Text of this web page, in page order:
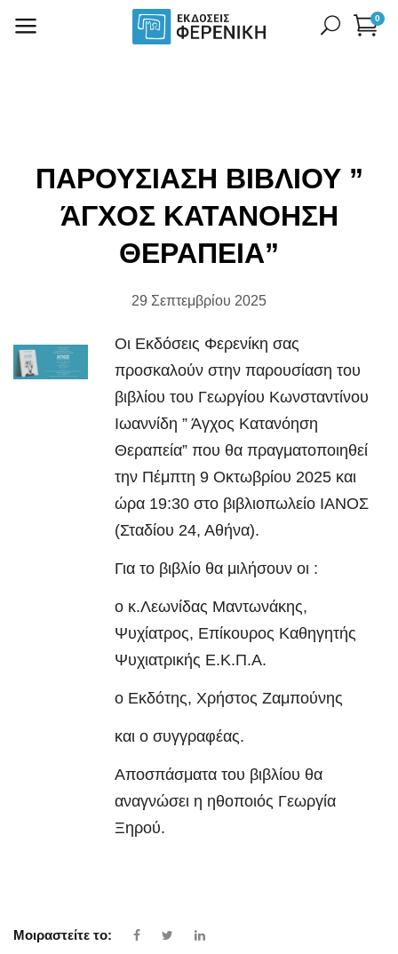
0
ΠΑΡΟΥΣΙΑΣΗ ΒΙΒΛΙΟΥ ”
ΆΓΧΟΣ ΚΑΤΑΝΟΗΣΗ
ΘΕΡΑΠΕΙΑ”
29 Σεπτεμβρίου 2025
Οι Εκδόσεις Φερενίκη σας
προσκαλούν στην παρουσίαση του
βιβλίου του Γεωργίου Κωνσταντίνου
Ιωαννίδη ” Άγχος Κατανόηση
Θεραπεία” που θα πραγματοποιηθεί
την Πέμπτη 9 Οκτωβρίου 2025 και
ώρα 19:30 στο βιβλιοπωλείο ΙΑΝΟΣ
(Σταδίου 24, Αθήνα).
Για το βιβλίο θα μιλήσουν οι :
ο κ.Λεωνίδας Μαντωνάκης,
Ψυχίατρος, Επίκουρος Καθηγητής
Ψυχιατρικής Ε.Κ.Π.Α.
ο Εκδότης, Χρήστος Ζαμπούνης
και ο συγγραφέας.
Αποσπάσματα του βιβλίου θα
αναγνώσει η ηθοποιός Γεωργία
Ξηρού.
Μοιραστείτε το: